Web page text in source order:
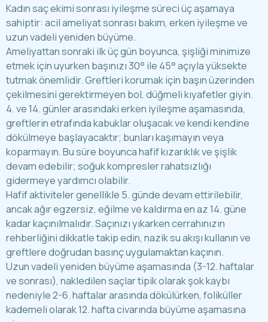
Kadın saç ekimi sonrası iyileşme süreci üç aşamaya
sahiptir: acil ameliyat sonrası bakım, erken iyileşme ve
uzun vadeli yeniden büyüme.
Ameliyattan sonraki ilk üç gün boyunca, şişliği minimize
etmek için uyurken başınızı 30° ile 45° açıyla yüksekte
tutmak önemlidir. Greftleri korumak için başın üzerinden
çekilmesini gerektirmeyen bol, düğmeli kıyafetler giyin.
4. ve 14. günler arasındaki erken iyileşme aşamasında,
greftlerin etrafında kabuklar oluşacak ve kendi kendine
dökülmeye başlayacaktır; bunları kaşımayın veya
koparmayın. Bu süre boyunca hafif kızarıklık ve şişlik
devam edebilir; soğuk kompresler rahatsızlığı
gidermeye yardımcı olabilir.
Hafif aktiviteler genellikle 5. günde devam ettirilebilir,
ancak ağır egzersiz, eğilme ve kaldırma en az 14. güne
kadar kaçınılmalıdır. Saçınızı yıkarken cerrahınızın
rehberliğini dikkatle takip edin, nazik su akışı kullanın ve
greftlere doğrudan basınç uygulamaktan kaçının.
Uzun vadeli yeniden büyüme aşamasında (3-12. haftalar
ve sonrası), nakledilen saçlar tipik olarak şok kaybı
nedeniyle 2-6. haftalar arasında dökülürken, foliküller
kademeli olarak 12. hafta civarında büyüme aşamasına